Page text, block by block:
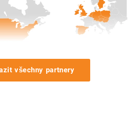
všechny partnery